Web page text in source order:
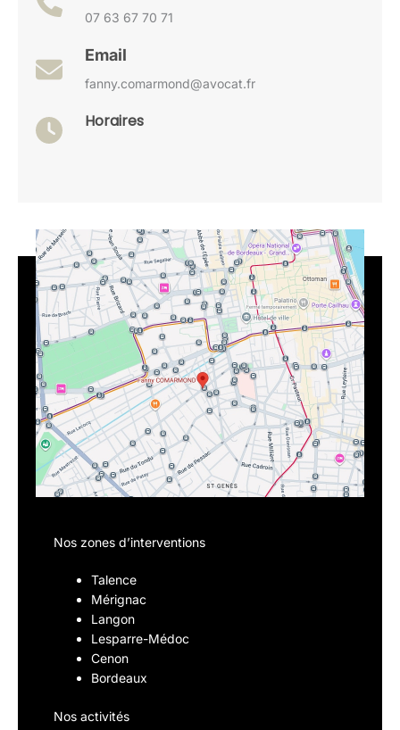
07 63 67 70 71
Email
fanny.comarmond@avocat.fr
Horaires
Nos zones d’interventions
Talence
Mérignac
Langon
Lesparre-Médoc
Cenon
Bordeaux
Nos activités